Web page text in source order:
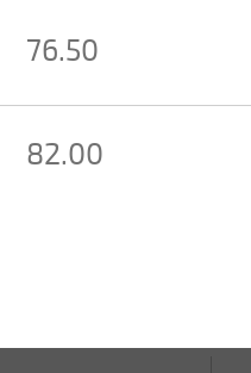
76.50
82.00